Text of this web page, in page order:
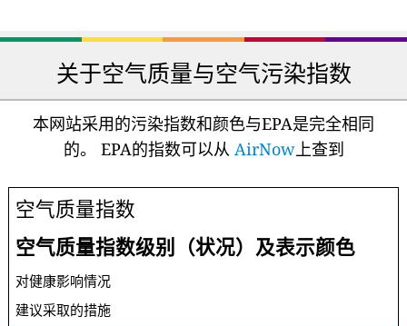
关于空气质量与空气污染指数
本网站采用的污染指数和颜色与EPA是完全相同
的。 EPA的指数可以从 AirNow上查到
空气质量指数
空气质量指数级别（状况）及表示颜色
对健康影响情况
建议采取的措施